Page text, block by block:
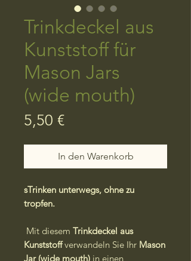
Trinkdeckel aus
Kunststoff für
Mason Jars
(wide mouth)
5,50 €Preis
In den Warenkorb
sTrinken unterwegs, ohne zu
tropfen.
Mit diesem Trinkdeckel aus
Kunststoffverwandeln Sie Ihr Mason
Jar (wide mouth) in einen